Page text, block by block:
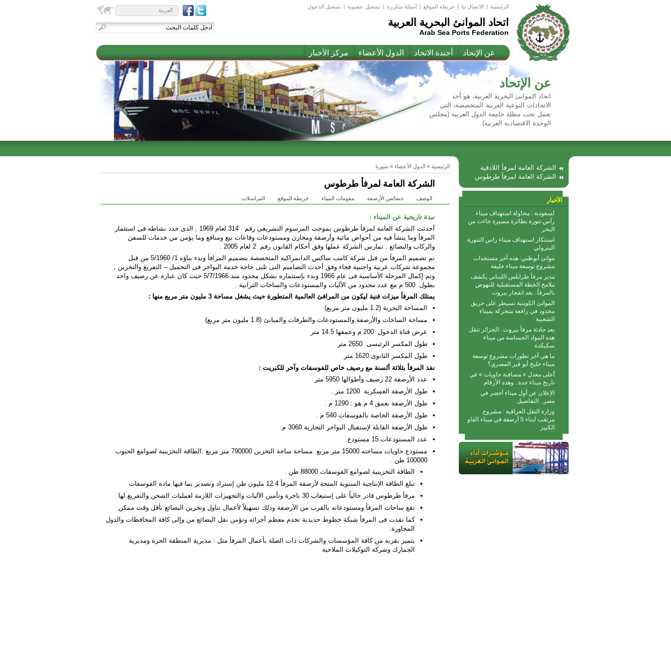
الرئيسية | اﻻتصال بنا | خريطة الموقع | أسئلة متكررة | تسجيل عضوبة | تسجيل الدخول
اتحاد الموانئ البحرية العربية
Arab Sea Ports Federation
العربية
عن الإتحاد أجندة الاتحاد الدول الأعضاء مركز الأخبار
عن الإتحاد
اتحاد الموانئ البحرية العربية، هو أحد
الاتحادات النوعية العربية المتخصصة، التي
تعمل تحت مظلة جامعة الدول العربية (مجلس
الوحدة الاقتصادية العربية)
الشركة العامة لمرفأ اللاذقية
الشركة العامة لمرفأ طرطوس
الأخبار
لسعودية : محاولة استهداف ميناء
رأس تنورة بطائرة مسيرة جاءت من
البحر
استنكار استهداف ميناء راس التنورة
البترولي
موانئ أبوظبي: هذه آخر مستجدات
مشروع توسعة ميناء خليفة
مدير مرفأ طرابلس اللبناني يكشف
ملامح الخطة المستقبلية للنهوض
بالمرفأ.. بعد انفجار بيروت
الموانئ الكويتية تسيطر على حريق
محدود في رافعة متحركة بمیناء
الشعیبة
بعد حادثة مرفأ بيروت.. الجزائر تنقل
هذه المواد الحساسة من ميناء
سكيكدة
ما هي آخر تطورات مشروع توسعة
ميناء خليج أبو قير المصري؟
أعلى معدل « مسافنة حاويات » في
تاريخ ميناء جدة.. وهذه الأرقام
الإعلان عن أول ميناء أخضر في
مصر.. التفاصيل
وزارة النقل العراقية : مشروع
مرتقب لبناء 5 أرصفة في ميناء الفاو
الكبير
الرئيسية » الدول الأعضاء »سوريا
الشركة العامة لمرفأ طرطوس
الوصف خصائص الأرصفة مقومات الميناء خريطة الموقع المراسلات
نبذة تاريخية عن الميناء :
أحدثت الشركة العامة لمرفأ طرطوس بموجب المرسوم التشريعى رقم 314 لعام 1969 , الذى حدد نشاطه فى استثمار
المرفأ وما ينشأ فيه من أحواض مائية وأرصفة ومخازن ومستودعات وقاعات بيع ومنافع وما يؤمن من خدمات للسفن
والركاب والبضائع . تمارس الشركة عملها وفق أحكام القانون رقم 2 لعام 2005 .
تم تصميم المرفأ من قبل شركة كامب ساكس الدانمراكيه المتخصصة بتصميم المرافأ وبدء بناؤه 1/ 5/1960 من قبل
مجموعة شركات عربية واجنبية فجاء وفق أحدث التصاميم التى تلبى حاجة خدمة البواخر فى التحميل – التفريغ والتخزين ,
وتم إكمال المرحلة الأساسية فى عام 1966 وبدء بإستثماره بشكل محدود منذ 5/7/1966 حيث كان عبارة عن رصيف واحد
بطول 500 م مع عدد محدود من الآليات والمستودعات والساحات الترابية .
يمتلك المرفأ ميزات فنية ليكون من المرافئ العالمية المتطورة حيث يشغل مساحة 3 مليون متر مربع منها :
المساحة البحرية (1.2 مليون متر مربع)
مساحة الساحات والأرصفة والمستودعات والطرقات والمبانئ (1.8 مليون متر مربع)
عرض قناة الدخول 200 م وعمقها 14.5 متر
طول المكسر الرئيسى 2650 متر
طول المكسر الثانوى 1620 متر
نفذ المرفأ بثلاثة ألسنة مع رصيف خاص للفوسفات وآخر للكبريت :
عدد الأرصفة 22 رصيف وأطوالها 5950 متر
طول الأرصفة العسكرية 1200 متر .
طول الأرصفة بعمق 4 م هو : 1290 م .
طول الأرصفة الخاصة بالفوسفات 540 م .
طول الأرصفة القابلة لإستقبال البواخر التجارية 3060 م.
عدد المستودعات 15 مستودع.
مستودع حاويات مساحته 15000 متر مربع .مساحة ساحة التخزين 790000 متر مربع .الطاقة التخزينية لصوامع الحبوب
100000 طن .
الطاقة التخزينية لصوامع الفوسفات 88000 طن .
تبلغ الطاقة الإنتاجية السنوية المتحة لأرصفة المرفأ 12.4 مليون طن إستراد وتصدير بما فيها مادة الفوسفات
مرفأ طرطوس قادر حالياً على إستيعاب 30 باخرة وتأمين الآليات والتجهيزات اللازمة لعمليات الشحن والتفريغ لها.
تقع ساحات المرفأ ومستودعاته بالقرب من الأرصفة وذلك تسهيلاً لأعمال تناول وتخزين البضائع بأقل وقت ممكن
كما نفذت فى المرفأ شبكة خطوط حديدية تخدم معظم أجزائه وتؤمن نقل البضائع من وإلى كافة المحافظات والدول
المجاورة.
يتميز بقربه من كافة المؤسسات والشركات ذات الصلة بأعمال المرفأ مثل : مديرية المنطقة الحرة ومديرية
الجمارك وشركة التوكيلات الملاحية